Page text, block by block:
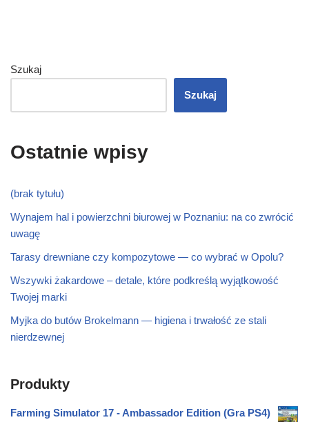
Szukaj
Szukaj
Ostatnie wpisy
(brak tytułu)
Wynajem hal i powierzchni biurowej w Poznaniu: na co zwrócić
uwagę
Tarasy drewniane czy kompozytowe — co wybrać w Opolu?
Wszywki żakardowe – detale, które podkreślą wyjątkowość
Twojej marki
Myjka do butów Brokelmann — higiena i trwałość ze stali
nierdzewnej
Produkty
Farming Simulator 17 - Ambassador Edition (Gra PS4)